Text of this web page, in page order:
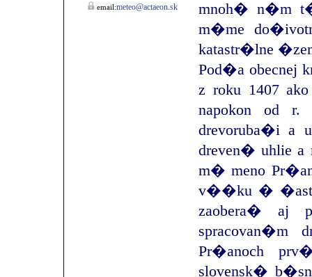
email:meteo@actaeon.sk
mnoh� n�m
m�me
katastr�lne
Pod�a obecnej
z roku 1407 ako
napokon od
drevoruba�i a
dreven� uhlie a
m� meno
v��ku � �asto
zaobera� aj
Pr�anoch
slovensk�